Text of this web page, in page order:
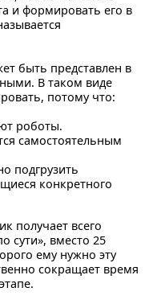
и формировать его в
быть представлен в
В таком виде
потому что:
роботы.
самостоятельным
подгрузить
конкретного
получает всего
сути», вместо 25
ему нужно эту
сокращает время